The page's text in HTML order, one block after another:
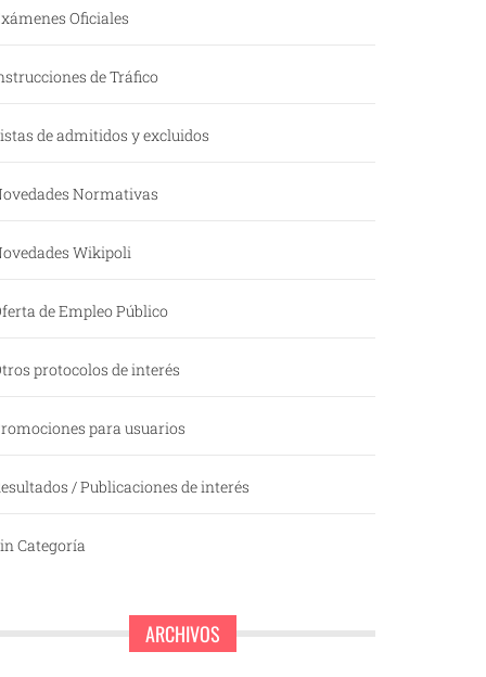
Oficiales
de Tráfico
de admitidos y excluidos
Normativas
Wikipoli
de Empleo Público
protocolos de interés
para usuarios
/ Publicaciones de interés
Categoría
ARCHIVOS